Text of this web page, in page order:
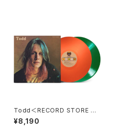
Todd＜RECORD STORE DA
Y対象商品/Colored Vinyl＞
¥8,190